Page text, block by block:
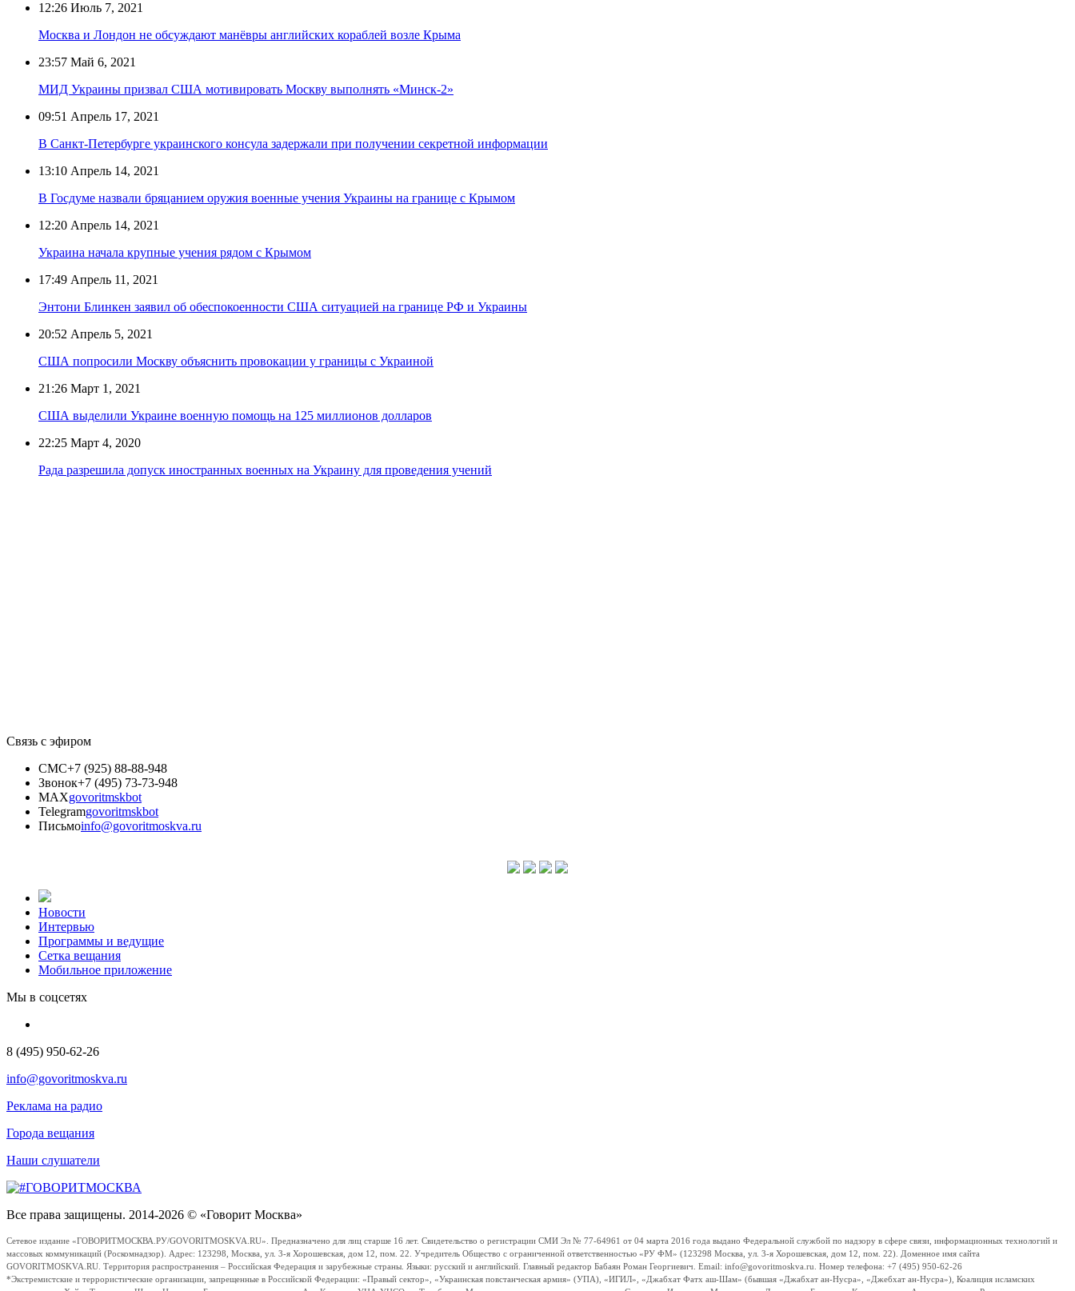
12:26 Июль 7, 2021
Москва и Лондон не обсуждают манёвры английских кораблей возле Крыма
23:57 Май 6, 2021
МИД Украины призвал США мотивировать Москву выполнять «Минск-2»
09:51 Апрель 17, 2021
В Санкт-Петербурге украинского консула задержали при получении секретной информации
13:10 Апрель 14, 2021
В Госдуме назвали бряцанием оружия военные учения Украины на границе с Крымом
12:20 Апрель 14, 2021
Украина начала крупные учения рядом с Крымом
17:49 Апрель 11, 2021
Энтони Блинкен заявил об обеспокоенности США ситуацией на границе РФ и Украины
20:52 Апрель 5, 2021
США попросили Москву объяснить провокации у границы с Украиной
21:26 Март 1, 2021
США выделили Украине военную помощь на 125 миллионов долларов
22:25 Март 4, 2020
Рада разрешила допуск иностранных военных на Украину для проведения учений
Связь с эфиром
СМС+7 (925) 88-88-948
Звонок+7 (495) 73-73-948
MAXgovoritmskbot
Telegramgovoritmskbot
Письмоinfo@govoritmoskva.ru
Новости
Интервью
Программы и ведущие
Сетка вещания
Мобильное приложение
Мы в соцсетях
8 (495) 950-62-26
info@govoritmoskva.ru
Реклама на радио
Города вещания
Наши слушатели
Все права защищены. 2014-2026 © «Говорит Москва»
Сетевое издание «ГОВОРИТМОСКВА.РУ/GOVORITMOSKVA.RU». Предназначено для лиц старше 16 лет. Свидетельство о регистрации СМИ Эл № 77-64961 от 04 марта 2016 года выдано Федеральной службой по надзору в сфере связи, информационных технологий и
массовых коммуникаций (Роскомнадзор). Адрес: 123298, Москва, ул. 3-я Хорошевская, дом 12, пом. 22. Учредитель Общество с ограниченной ответственностью «РУ ФМ» (123298 Москва, ул. 3-я Хорошевская, дом 12, пом. 22). Доменное имя сайта
GOVORITMOSKVA.RU. Территория распространения – Российская Федерация и зарубежные страны. Языки: русский и английский. Главный редактор Бабаян Роман Георгиевич. Email: info@govoritmoskva.ru. Номер телефона: +7 (495) 950-62-26
*Экстремистские и террористические организации, запрещенные в Российской Федерации: «Правый сектор», «Украинская повстанческая армия» (УПА), «ИГИЛ», «Джабхат Фатх аш-Шам» (бывшая «Джабхат ан-Нусра», «Джебхат ан-Нусра»), Коалиция исламских